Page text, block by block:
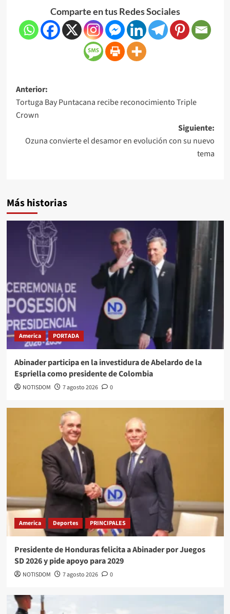
Comparte en tus Redes Sociales
Anterior:
Tortuga Bay Puntacana recibe reconocimiento Triple
Crown
Siguiente:
Ozuna convierte el desamor en evolución con su nuevo
tema
Más historias
America PORTADA
Abinader participa en la investidura de Abelardo de la
Espriella como presidente de Colombia
NOTISDOM 7 agosto 2026 0
America Deportes PRINCIPALES
Presidente de Honduras felicita a Abinader por Juegos
SD 2026 y pide apoyo para 2029
NOTISDOM 7 agosto 2026 0